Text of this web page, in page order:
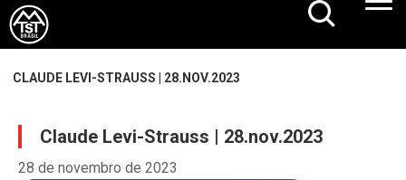
CLAUDE LEVI-STRAUSS | 28.NOV.2023
Claude Levi-Strauss | 28.nov.2023
28 de novembro de 2023